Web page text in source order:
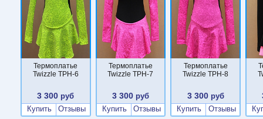
Термоплатье
Twizzle TPН-6
3 300 руб
Купить
Отзывы
Термоплатье
Twizzle TPН-7
3 300 руб
Купить
Отзывы
Термоплатье
Twizzle TPН-8
3 300руб
Купить
Отзывы